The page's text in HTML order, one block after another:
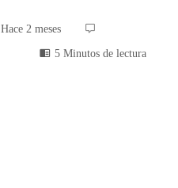
Hace 2 meses
5 Minutos de lectura